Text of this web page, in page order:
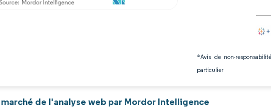
*Avis de non-
particulier
de l'analyse web par Mordor Intelligence